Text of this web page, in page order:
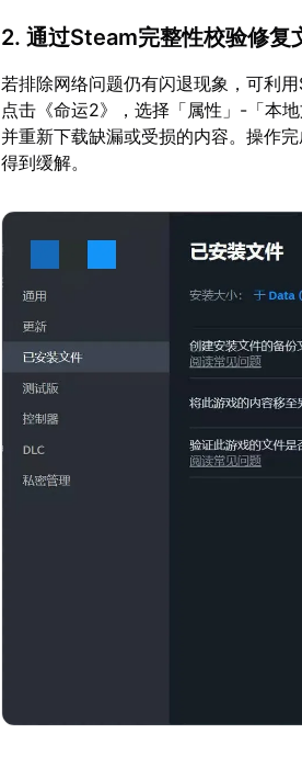
2. 通过Steam完整性校验修复
若排除网络问题仍有闪退现象，可利
点击《命运2》，选择「属性」-「本
并重新下载缺漏或受损的内容。操作
得到缓解。